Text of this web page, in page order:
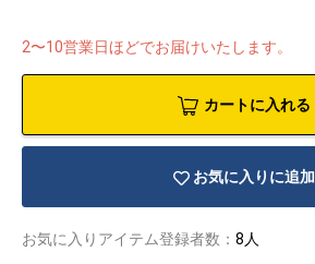
2〜10営業日ほどでお届けいたします。
カートに入れる
お気に入りに追加
お気に入りアイテム登録者数： 8人